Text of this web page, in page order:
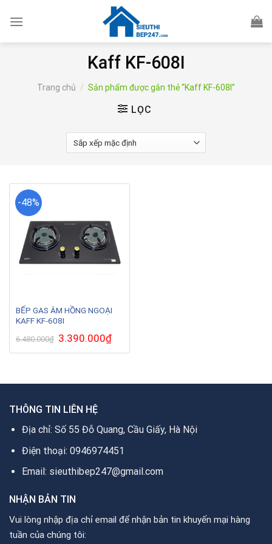
Kaff KF-608I
Trang chủ / Sản phẩm được gắn thẻ “Kaff KF-608I”
LỌC
-48%
BẾP GAS ÂM HỒNG NGOẠI
KAFF KF-608I
6.480.000₫ Giá
gốc
là:
3.390.000₫Giá
hiện
tại
THÔNG TIN LIÊN HỆ
Địa chỉ: Số 55 Đỗ Quang, Cầu Giấy, Hà Nội
Điện thoại: 0946974451
Email: sieuthibep247@gmail.com
NHẬN BẢN TIN
Vui lòng nhập địa chỉ email để nhận bản tin khuyến mại hàng
tuần của chúng tôi: